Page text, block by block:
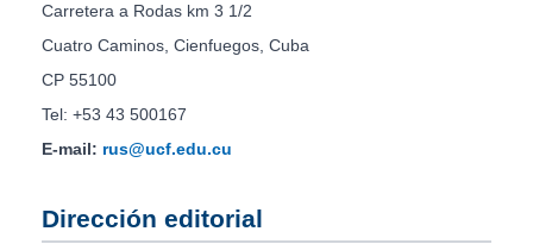
Carretera a Rodas km 3 1/2
Cuatro Caminos, Cienfuegos, Cuba
CP 55100
Tel: +53 43 500167
E-mail: rus@ucf.edu.cu
Dirección editorial